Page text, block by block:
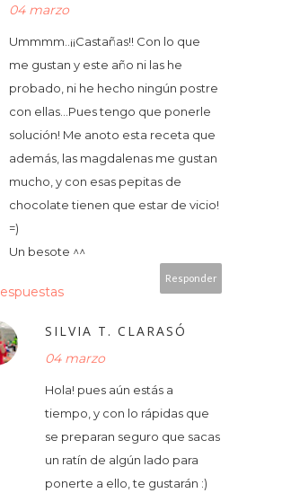
04 marzo
Ummmm..¡¡Castañas!! Con lo que
me gustan y este año ni las he
probado, ni he hecho ningún postre
con ellas...Pues tengo que ponerle
solución! Me anoto esta receta que
además, las magdalenas me gustan
mucho, y con esas pepitas de
chocolate tienen que estar de vicio!
=)
Un besote ^^
Responder
SILVIA T. CLARASÓ
04 marzo
Hola! pues aún estás a
tiempo, y con lo rápidas que
se preparan seguro que sacas
un ratín de algún lado para
ponerte a ello, te gustarán :)